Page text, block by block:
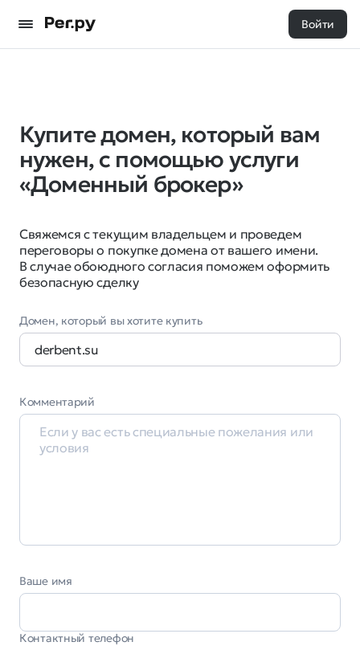
Войти
Купите домен, который вам
нужен, с помощью услуги
«Доменный брокер»
Свяжемся с текущим владельцем и проведем
переговоры о покупке домена от вашего имени.
В случае обоюдного согласия поможем оформить
безопасную сделку
Домен, который вы хотите купить
Комментарий
Ваше имя
Контактный телефон